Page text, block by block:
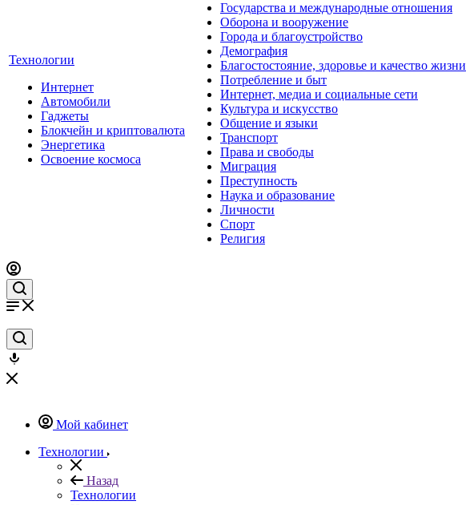
Технологии
Интернет
Автомобили
Гаджеты
Блокчейн и криптовалюта
Энергетика
Освоение космоса
Государства и международные отношения
Оборона и вооружение
Города и благоустройство
Демография
Благостостояние, здоровье и качество жизни
Потребление и быт
Интернет, медиа и социальные сети
Культура и искусство
Общение и языки
Транспорт
Права и свободы
Миграция
Преступность
Наука и образование
Личности
Спорт
Религия
Мой кабинет
Технологии
Назад
Технологии